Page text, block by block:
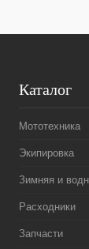
Каталог
Мототехника
Экипировка
Зимняя и
Расходники
Запчасти